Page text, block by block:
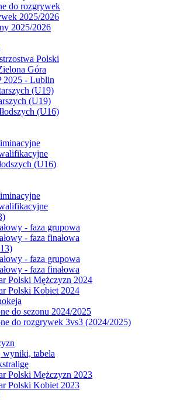
do rozgrywek
2025/2026
2025/2026
Polski
Góra
2025 - Lublin
(U19)
(U19)
(U16)
(U16)
- faza grupowa
- faza finałowa
- faza grupowa
- faza finałowa
Polski Mężczyzn 2024
Polski Kobiet 2024
do sezonu 2024/2025
do rozgrywek 3vs3 (2024/2025)
wyniki, tabela
Polski Mężczyzn 2023
Polski Kobiet 2023